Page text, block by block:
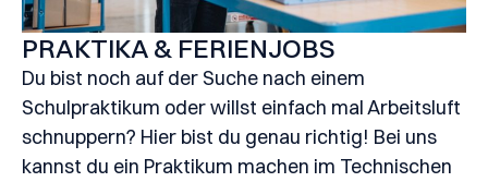
PRAKTIKA & FERIENJOBS
Du bist noch auf der Suche nach einem
Schulpraktikum oder willst einfach mal Arbeitsluft
schnuppern? Hier bist du genau richtig! Bei uns
kannst du ein Praktikum machen im Technischen